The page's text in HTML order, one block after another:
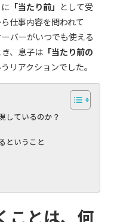
「当たり前」 として受
仕事内容を問われて
バーがいつでも使える
、息子は 「当たり前の
リアクションでした。
しているのか？
ということ
ことは、何